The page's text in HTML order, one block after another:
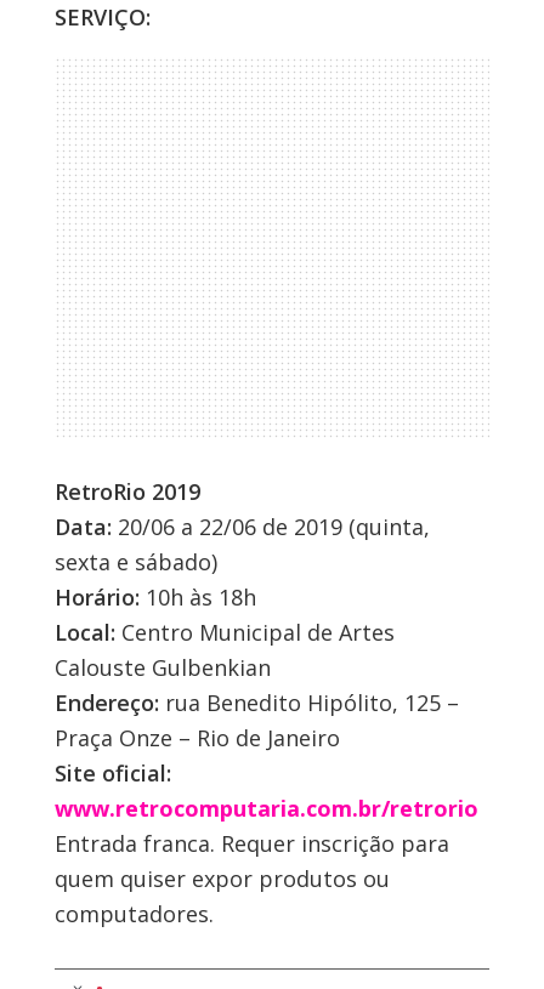
SERVIÇO:
RetroRio 2019
Data: 20/06 a 22/06 de 2019 (quinta,
sexta e sábado)
Horário: 10h às 18h
Local: Centro Municipal de Artes
Calouste Gulbenkian
Endereço: rua Benedito Hipólito, 125 –
Praça Onze – Rio de Janeiro
Site oficial:
www.retrocomputaria.com.br/retrorio
Entrada franca. Requer inscrição para
quem quiser expor produtos ou
computadores.